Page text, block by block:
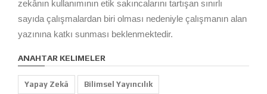
zekânın kullanımının etik sakıncalarını tartışan sınırlı
sayıda çalışmalardan biri olması nedeniyle çalışmanın alan
yazınına katkı sunması beklenmektedir.
ANAHTAR KELIMELER
Yapay Zekâ Bilimsel Yayıncılık